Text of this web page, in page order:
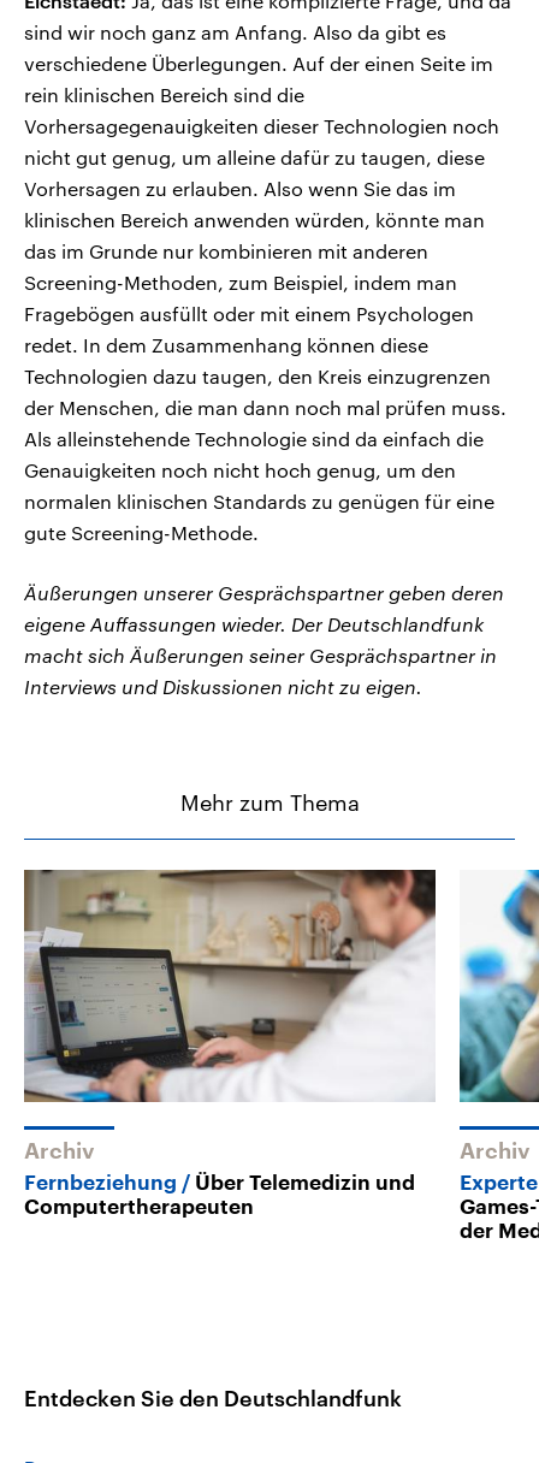
sind wir noch ganz am Anfang. Also da gibt es
verschiedene Überlegungen. Auf der einen Seite im
rein klinischen Bereich sind die
Vorhersagegenauigkeiten dieser Technologien noch
nicht gut genug, um alleine dafür zu taugen, diese
Vorhersagen zu erlauben. Also wenn Sie das im
klinischen Bereich anwenden würden, könnte man
das im Grunde nur kombinieren mit anderen
Screening-Methoden, zum Beispiel, indem man
Fragebögen ausfüllt oder mit einem Psychologen
redet. In dem Zusammenhang können diese
Technologien dazu taugen, den Kreis einzugrenzen
der Menschen, die man dann noch mal prüfen muss.
Als alleinstehende Technologie sind da einfach die
Genauigkeiten noch nicht hoch genug, um den
normalen klinischen Standards zu genügen für eine
gute Screening-Methode.
Äußerungen unserer Gesprächspartner geben deren
eigene Auffassungen wieder. Der Deutschlandfunk
macht sich Äußerungen seiner Gesprächspartner in
Interviews und Diskussionen nicht zu eigen.
Mehr zum Thema
Archiv
Fernbeziehung
Über Telemedizin und
Computertherapeuten
Archiv
der
Entdecken Sie den Deutschlandfunk